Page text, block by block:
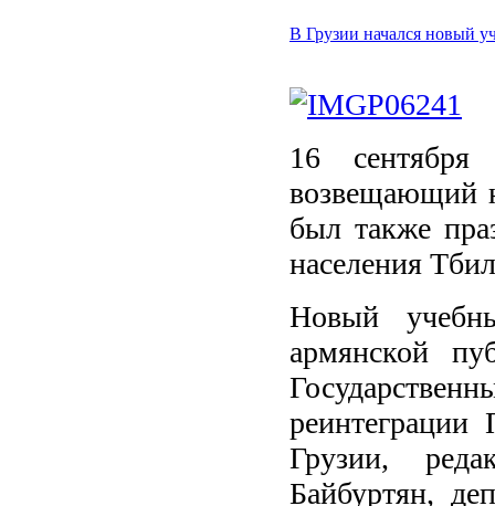
В Грузии начался новый
16
возвещающий
был также
населения
Новый
армянской
Грузии,
Байбуртян,